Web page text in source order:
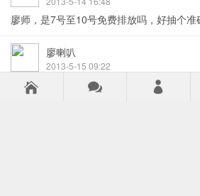
廖师，是7号至10号免费排放吗，好抽个准
廖喇叭
2013-5-15 09:22
回复10# 幸福等待2012
  